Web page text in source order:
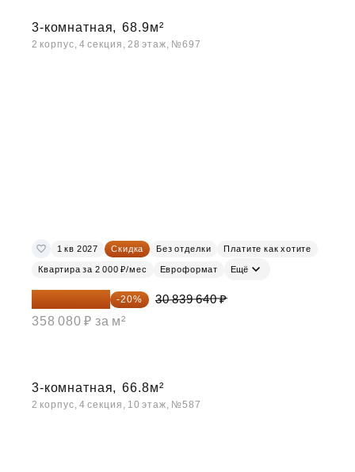
3-комнатная, 68.9м²
2 корпус, 4 секция, 28 этаж, №697
1 кв 2027 Скидка Без отделки Платите как хотите
Квартира за 2 000 ₽/мес Евроформат Ещё
24 671 712 ₽ -20%
30 839 640 ₽
358 080 ₽ за м²
3-комнатная, 66.8м²
2 корпус, 4 секция, 10 этаж, №587